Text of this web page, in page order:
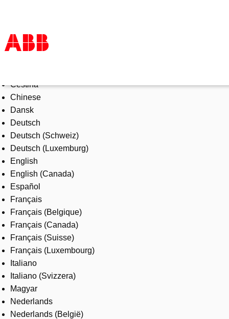
Products & Solutions
Industries
Services
About us
Where to buy
Contact us
Careers
Čeština
Chinese
Dansk
Deutsch
Deutsch (Schweiz)
Deutsch (Luxemburg)
English
English (Canada)
Español
Français
Français (Belgique)
Français (Canada)
Français (Suisse)
Français (Luxembourg)
Italiano
Italiano (Svizzera)
Magyar
Nederlands
Nederlands (België)